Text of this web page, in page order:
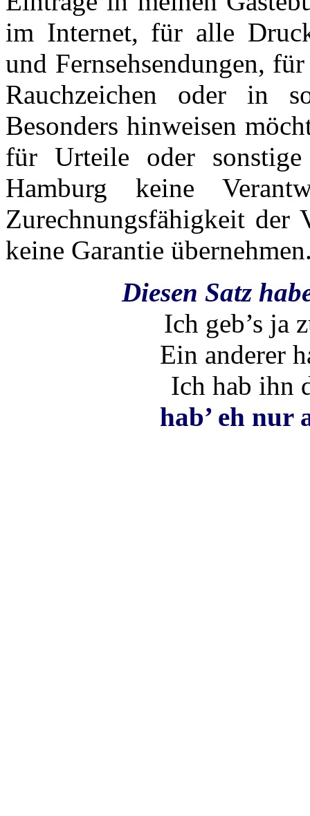
im Internet, für alle
und Fernsehsendungen,
Rauchzeichen oder in
Besonders hinweisen
für Urteile oder sonstige
Hamburg keine
Zurechnungsfähigkeit der
keine Garantie
Diesen Satz
Ich geb’s ja
Ein anderer
Ich hab ihn
hab’ eh nur